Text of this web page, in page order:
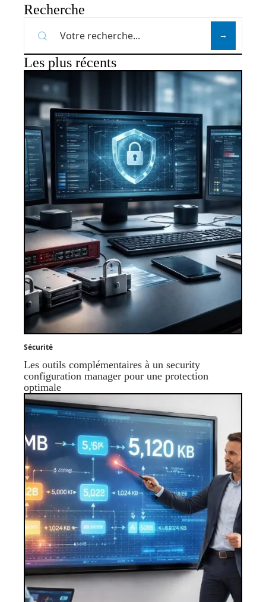
Recherche
Les plus récents
Sécurité
Les outils complémentaires à un security
configuration manager pour une protection
optimale